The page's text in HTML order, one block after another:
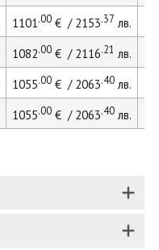
1101.00€ / 2153.37 лв.
1082.00€ / 2116.21 лв.
1055.00€ / 2063.40лв.
1055.00€ / 2063.40лв.